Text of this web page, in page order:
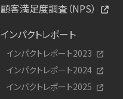
顧客満足度調査（NPS）
インパクトレポート
インパクトレポート2023
インパクトレポート2024
インパクトレポート2025